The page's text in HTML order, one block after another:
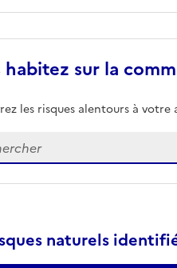
habitez sur la
les risques alentours à votre
renseigner votre adresse
naturels